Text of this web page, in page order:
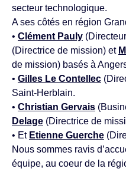
secteur technologique.
A ses côtés en région
• Clément Pauly
(Directrice de mission) et
de mission) basés à
• Gilles Le Contellec
Saint-Herblain.
• Christian Gervais
Delage (Directrice de
• Et Etienne Guerche
Nous sommes ravis
équipe, au coeur de la